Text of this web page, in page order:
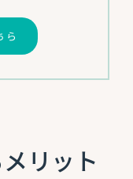
ら
リット